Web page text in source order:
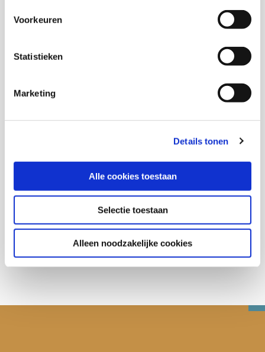
Voorkeuren
Statistieken
Marketing
Details tonen
Alle cookies toestaan
Selectie toestaan
Alleen noodzakelijke cookies
Henk Jan van Daal
Thema's
Deel deze publicatie op: